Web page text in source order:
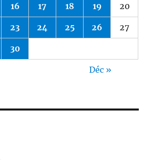
16 17 18 19 20
23 24 25 26 27
30
Déc »